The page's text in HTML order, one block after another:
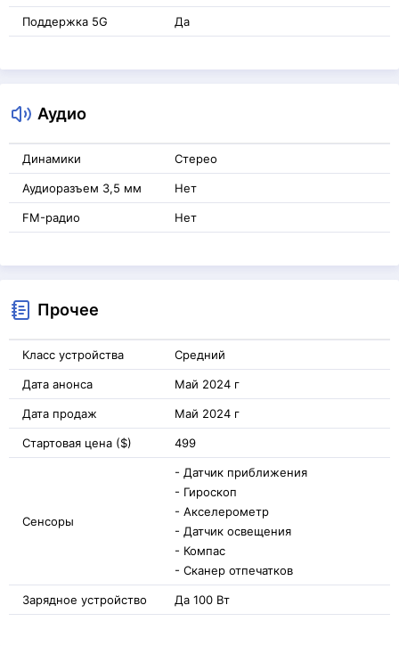
Поддержка 5G Да
Аудио
Динамики Стерео
Аудиоразъем 3,5 мм Нет
FM-радио Нет
Прочее
Класс устройства Средний
Дата анонса Май 2024 г
Дата продаж Май 2024 г
Стартовая цена ($) 499
Сенсоры
- Датчик приближения
- Гироскоп
- Акселерометр
- Датчик освещения
- Компас
- Сканер отпечатков
Зарядное устройство Да 100 Вт